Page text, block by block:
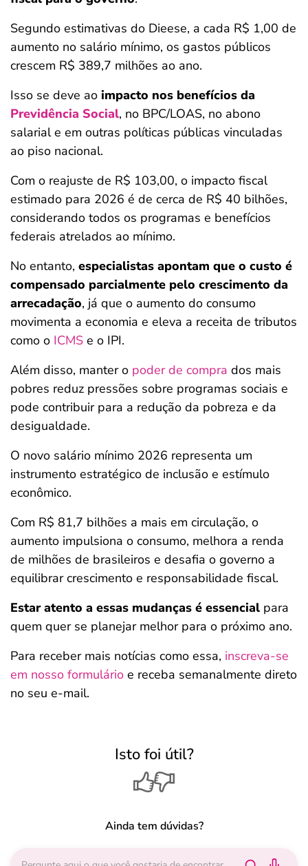
Segundo estimativas do Dieese, a cada R$ 1,00 de
aumento no salário mínimo, os gastos públicos
crescem R$ 389,7 milhões ao ano.
Isso se deve ao impacto nos benefícios da
Previdência Social, no BPC/LOAS, no abono
salarial e em outras políticas públicas vinculadas
ao piso nacional.
Com o reajuste de R$ 103,00, o impacto fiscal
estimado para 2026 é de cerca de R$ 40 bilhões,
considerando todos os programas e benefícios
federais atrelados ao mínimo.
No entanto, especialistas apontam que o custo é
compensado parcialmente pelo crescimento da
arrecadação, já que o aumento do consumo
movimenta a economia e eleva a receita de tributos
como o ICMS e o IPI.
Além disso, manter o poder de compra dos mais
pobres reduz pressões sobre programas sociais e
pode contribuir para a redução da pobreza e da
desigualdade.
O novo salário mínimo 2026 representa um
instrumento estratégico de inclusão e estímulo
econômico.
Com R$ 81,7 bilhões a mais em circulação, o
aumento impulsiona o consumo, melhora a renda
de milhões de brasileiros e desafia o governo a
equilibrar crescimento e responsabilidade fiscal.
Estar atento a essas mudanças é essencial para
quem quer se planejar melhor para o próximo ano.
Para receber mais notícias como essa, inscreva-se
em nosso formulário e receba semanalmente direto
no seu e-mail.
Isto foi útil?
Ainda tem dúvidas?